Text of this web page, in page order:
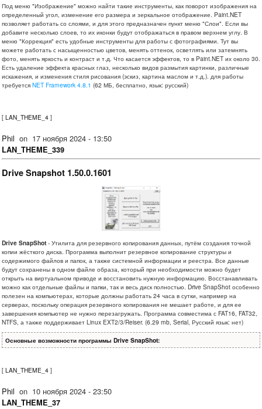
Под меню "Изображение" можно найти такие инструменты, как поворот изображения на
определенный угол, изменение его размера и зеркальное отображение. Paint.NET
позволяет работать со слоями, и для этого предназначен пункт меню "Слои". Если вы
добавите несколько слоев, то их иконки будут отображаться в правом верхнем углу. В
меню "Коррекция" есть удобные инструменты для работы с фотографиями. Тут вы
можете работать с насыщенностью цветов, менять оттенок, осветлять или затемнять
фото, менять яркость и контраст и т.д. Что касается эффектов, то в Paint.NET их около 30.
Есть удаление эффекта красных глаз, несколько видов размытия картинки, различные
искажения, и изменения стиля рисования (эскиз, картина маслом и т.д.). для работы
требуется NET Framework 4.8.1 (62 МБ, бесплатно, язык: русский)
[ LAN_THEME_4 ]
Phil on 17 ноября 2024 - 13:50
LAN_THEME_339
Drive Snapshot 1.50.0.1601
Drive SnapShot - Утилита для резервного копирования данных, путём создания точной
копии жёсткого диска. Программа выполнит резервное копирование структуры и
содержимого файлов и папок, а также системной информации и реестра. Все данные
будут сохранены в одном файле образа, который при необходимости можно будет
открыть на виртуальном приводе и восстановить нужную информацию. Восстанавливать
можно как отдельные файлы и папки, так и весь диск полностью. Drive SnapShot особенно
полезен на компьютерах, которые должны работать 24 часа в сутки, например на
серверах, поскольку операция резервного копирования не мешает работе, и для ее
завершения компьютер не нужно перезагружать. Программа совместима с FAT16, FAT32,
NTFS, а также поддерживает Linux EXT2/3/Reiser. (6.29 mb, Serial, Русский язык: нет)
Основные возможности программы Drive SnapShot:
[ LAN_THEME_4 ]
Phil on 10 ноября 2024 - 23:50
LAN_THEME_37